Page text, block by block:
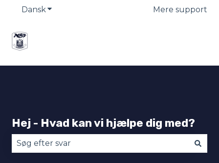
DanskVis undermenu for oversættelserMere support
Hej - Hvad kan vi hjælpe dig med?